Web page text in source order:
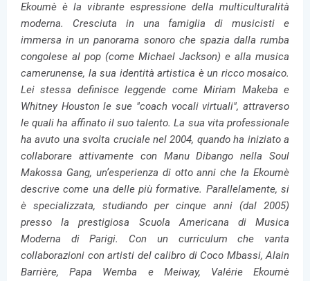
Ekoumè è la vibrante espressione della multiculturalità
moderna. Cresciuta in una famiglia di musicisti e
immersa in un panorama sonoro che spazia dalla rumba
congolese al pop (come Michael Jackson) e alla musica
camerunense, la sua identità artistica è un ricco mosaico.
Lei stessa definisce leggende come Miriam Makeba e
Whitney Houston le sue "coach vocali virtuali", attraverso
le quali ha affinato il suo talento. La sua vita professionale
ha avuto una svolta cruciale nel 2004, quando ha iniziato a
collaborare attivamente con Manu Dibango nella Soul
Makossa Gang, un’esperienza di otto anni che la Ekoumè
descrive come una delle più formative. Parallelamente, si
è specializzata, studiando per cinque anni (dal 2005)
presso la prestigiosa Scuola Americana di Musica
Moderna di Parigi. Con un curriculum che vanta
collaborazioni con artisti del calibro di Coco Mbassi, Alain
Barrière, Papa Wemba e Meiway, Valérie Ekoumè